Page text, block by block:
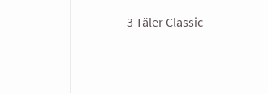
3 Täler Classic